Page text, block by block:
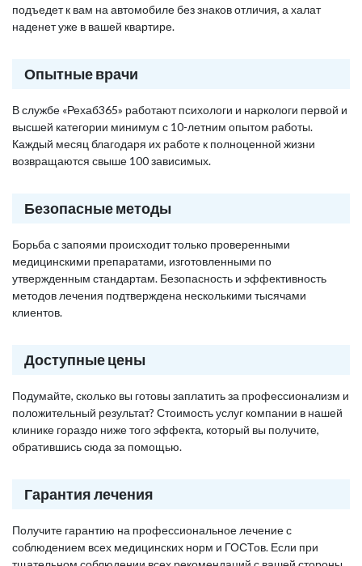
подъедет к вам на автомобиле без знаков отличия, а халат
наденет уже в вашей квартире.
Опытные врачи
В службе «Рехаб365» работают психологи и наркологи первой и
высшей категории минимум с 10-летним опытом работы.
Каждый месяц благодаря их работе к полноценной жизни
возвращаются свыше 100 зависимых.
Безопасные методы
Борьба с запоями происходит только проверенными
медицинскими препаратами, изготовленными по
утвержденным стандартам. Безопасность и эффективность
методов лечения подтверждена несколькими тысячами
клиентов.
Доступные цены
Подумайте, сколько вы готовы заплатить за профессионализм и
положительный результат? Стоимость услуг компании в нашей
клинике гораздо ниже того эффекта, который вы получите,
обратившись сюда за помощью.
Гарантия лечения
Получите гарантию на профессиональное лечение с
соблюдением всех медицинских норм и ГОСТов. Если при